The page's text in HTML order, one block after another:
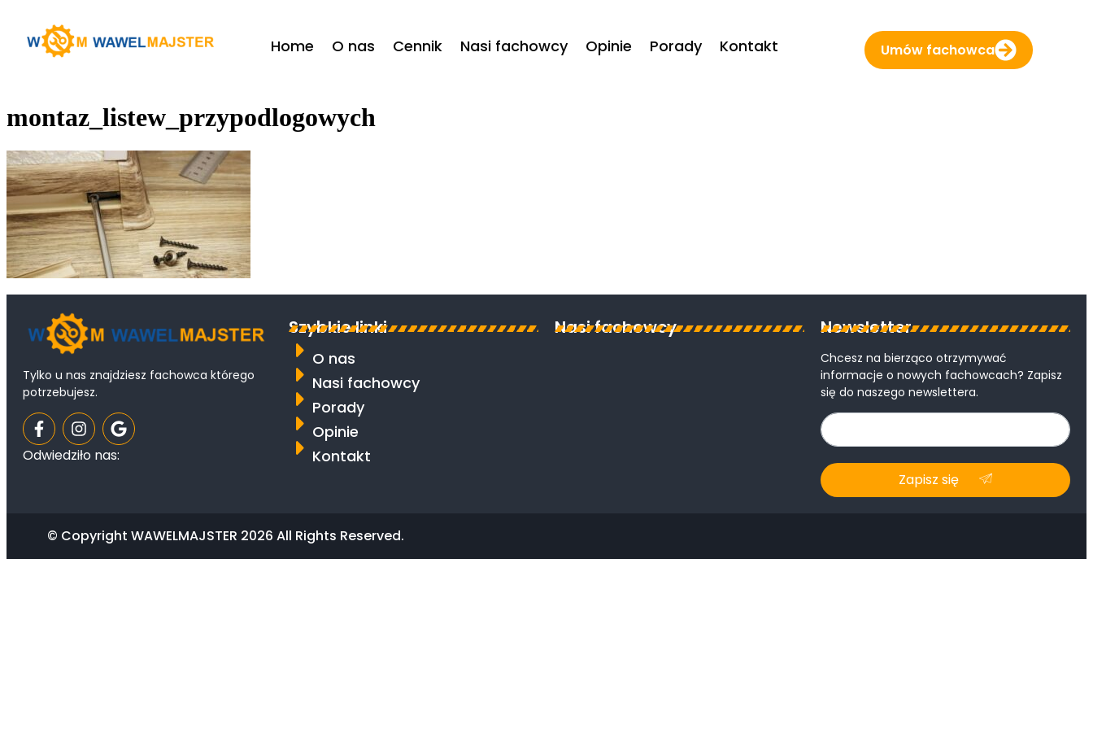
Home O nas Cennik Nasi fachowcy Opinie Porady Kontakt Umów fachowca
montaz_listew_przypodlogowych
Tylko u nas znajdziesz fachowca którego
potrzebujesz.
Odwiedziło nas:
Szybkie linki
O nas
Nasi fachowcy
Porady
Opinie
Kontakt
Nasi fachowcy Newsletter
Chcesz na bierząco otrzymywać
informacje o nowych fachowcach? Zapisz
się do naszego newslettera.
Zapisz się
© Copyright WAWELMAJSTER 2026 All Rights Reserved.